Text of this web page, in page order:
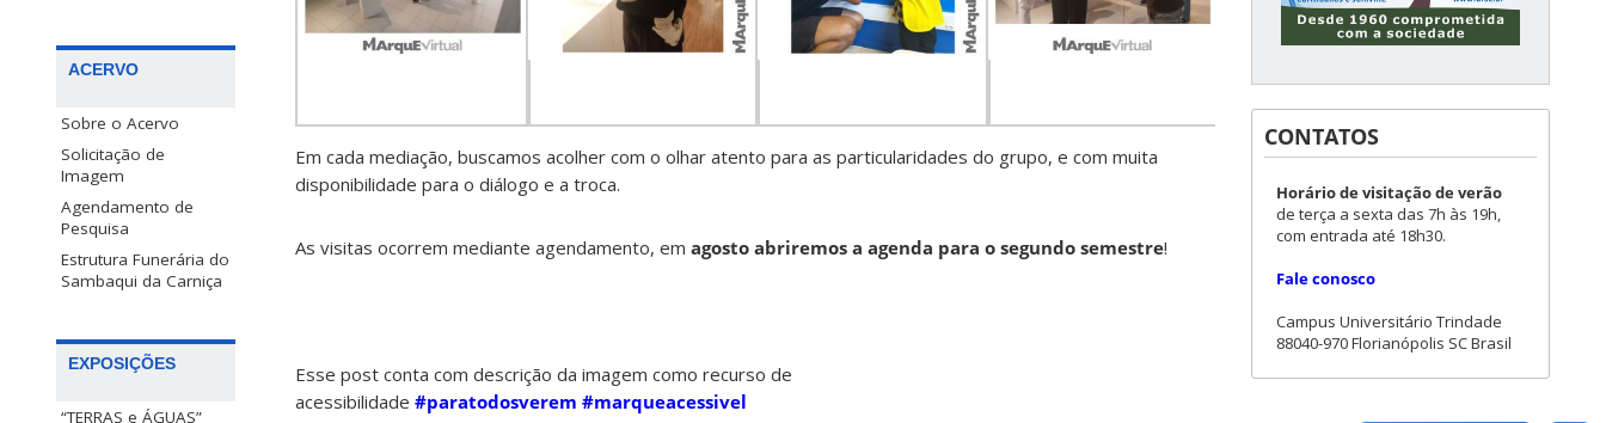
ACERVO
Sobre o Acervo
Solicitação de
Imagem
Agendamento de
Pesquisa
Estrutura Funerária do
Sambaqui da Carniça
EXPOSIÇÕES
“TERRAS e ÁGUAS”
Em cada mediação, buscamos acolher com o olhar atento para as particularidades do grupo, e com muita
disponibilidade para o diálogo e a troca.
As visitas ocorrem mediante agendamento, em agosto abriremos a agenda para o segundo semestre!
Esse post conta com descrição da imagem como recurso de
acessibilidade #paratodosverem #marqueacessivel
CONTATOS
Horário de visitação de verão
de terça a sexta das 7h às 19h,
com entrada até 18h30.
Fale conosco
Campus Universitário Trindade
88040-970 Florianópolis SC Brasil